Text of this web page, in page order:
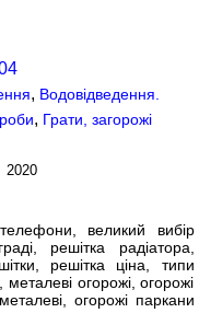
, Водовідведення.
, Грати, загорожі
великий вибір
решітка радіатора,
решітка ціна, типи
металеві огорожі, огорожі
огорожі паркани